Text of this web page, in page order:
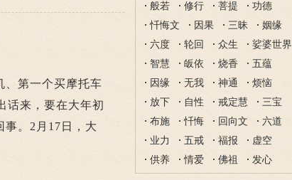
第一个买摩托车
话来，要在大年初
事。2月17日，大
般若
修行 菩提
功德
忏悔文
因果 三昧
姻缘
六度
轮回 众生
娑婆世界
智慧
皈依 烧香
五蕴
因缘
无我 神通
烦恼
放下
自性 戒定慧
三宝
布施
忏悔 回向文
六道
业力
五戒 福报
虚空
供养
情爱 佛祖 发心